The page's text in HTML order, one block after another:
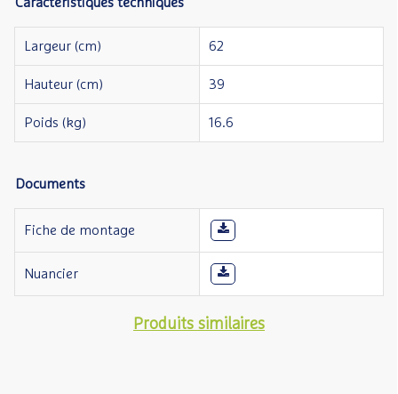
Largeur (cm) 62
Hauteur (cm) 39
Poids (kg) 16.6
Documents
Fiche de montage
Nuancier
Produits similaires